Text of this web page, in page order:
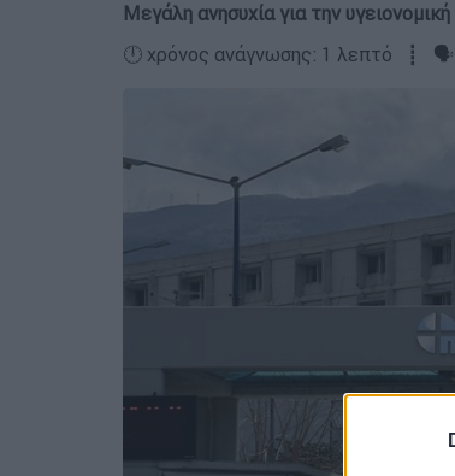
Μεγάλη ανησυχία για την
🕛 χρόνος ανάγνωσης: 1 λεπτό ┋ 🗣️